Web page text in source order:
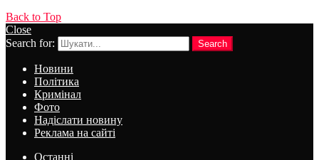
Back to Top
Close
Search for:
Search
Новини
Політика
Кримінал
Фото
Надіслати новину
Реклама на сайті
Останні